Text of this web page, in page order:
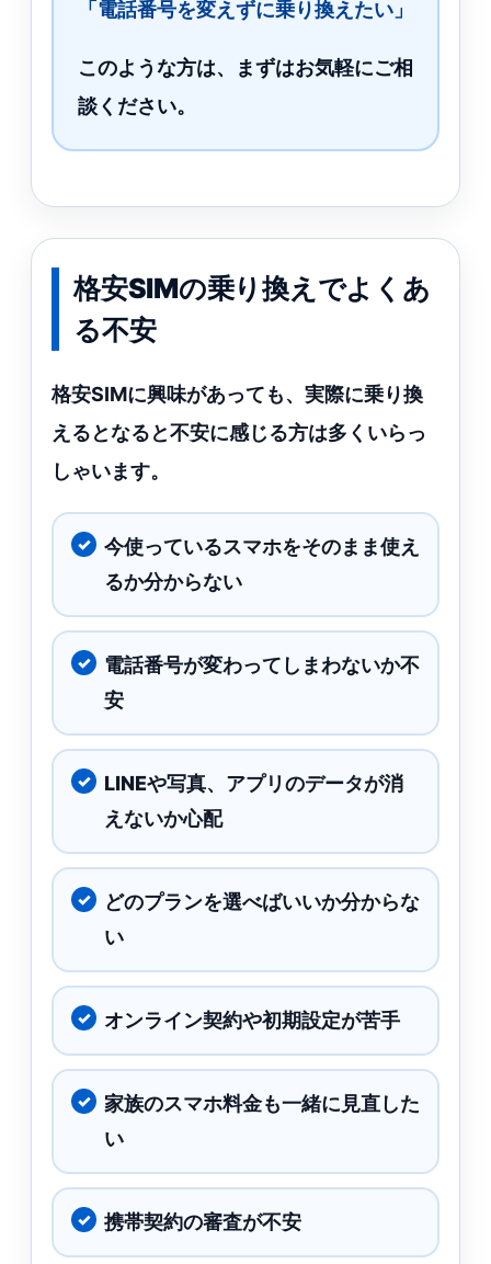
「電話番号を変えずに乗り換えたい」
このような方は、まずはお気軽にご相
談ください。
格安SIMの乗り換えでよくあ
る不安
格安SIMに興味があっても、実際に乗り換
えるとなると不安に感じる方は多くいらっ
しゃいます。
今使っているスマホをそのまま使え
るか分からない
電話番号が変わってしまわないか不
安
LINEや写真、アプリのデータが消
えないか心配
どのプランを選べばいいか分からな
い
オンライン契約や初期設定が苦手
家族のスマホ料金も一緒に見直した
い
携帯契約の審査が不安